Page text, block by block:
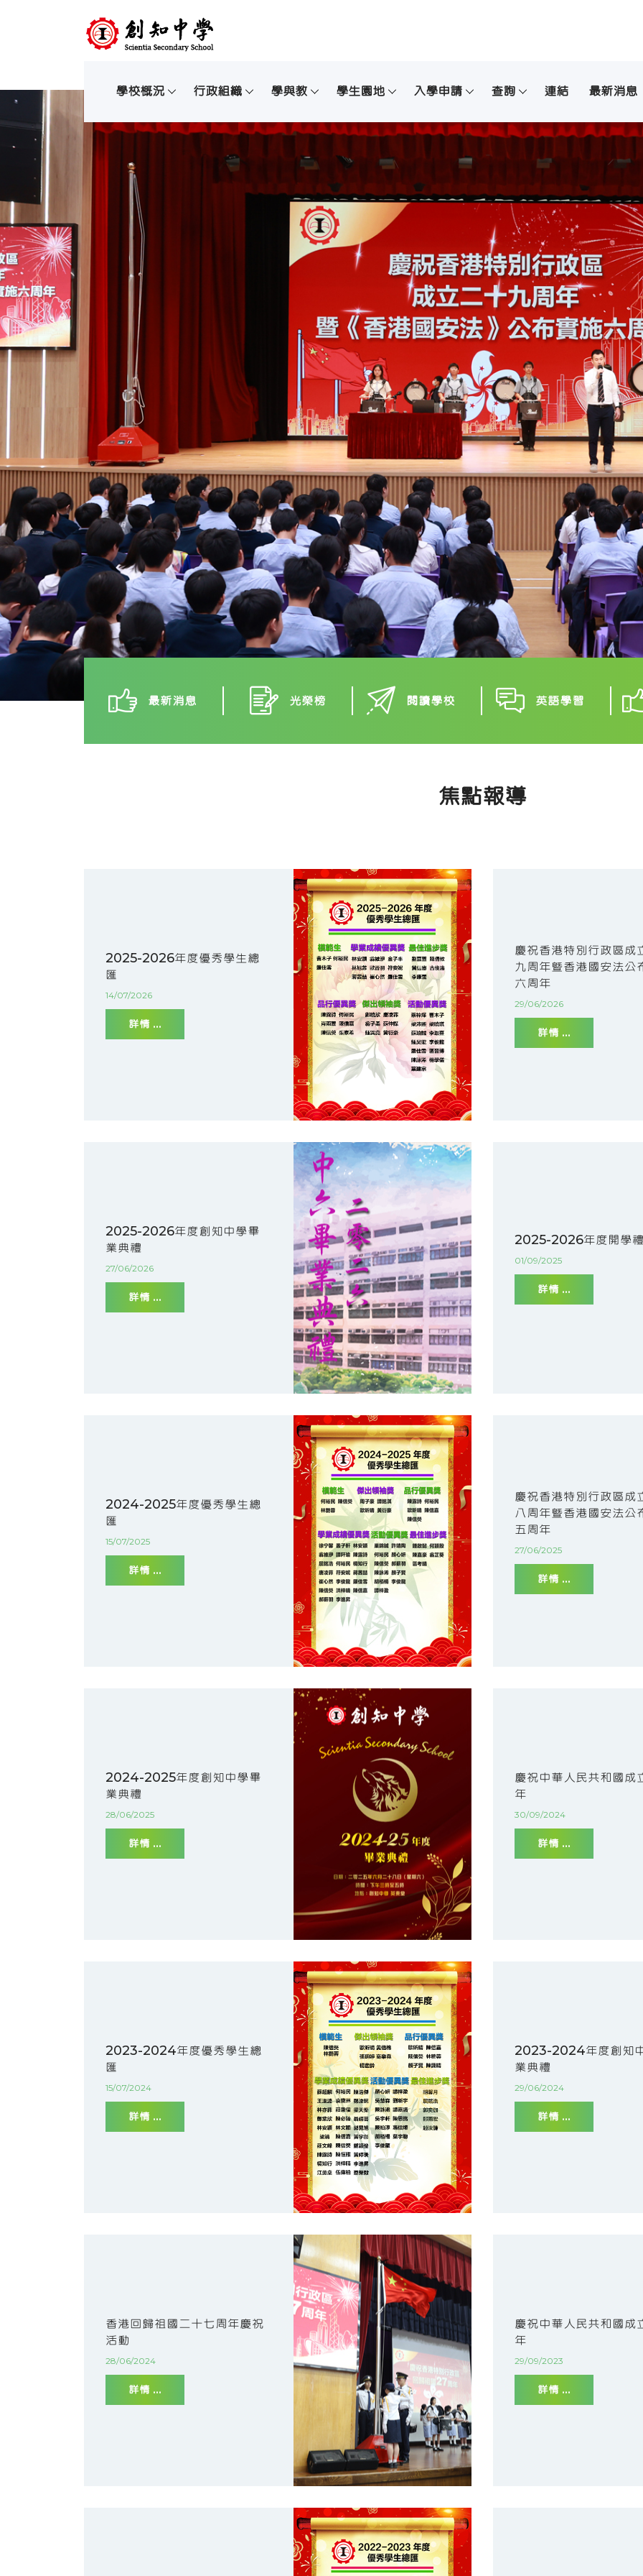
學校概況 行政組織 學與教 學生園地 入學申請 查詢 連結 最新消息
最新消息 光榮榜 閱讀學校 英語學習
焦點報導
2025-2026年度優秀學生總
匯
14/07/2026
詳情 ...
慶祝香港特別行政區成
九周年暨香港國安法公
六周年
29/06/2026
詳情 ...
2025-2026年度創知中學畢
業典禮
27/06/2026
詳情 ...
2025-2026年度開學
01/09/2025
詳情 ...
2024-2025年度優秀學生總
匯
15/07/2025
詳情 ...
慶祝香港特別行政區成
八周年暨香港國安法公
五周年
27/06/2025
詳情 ...
2024-2025年度創知中學畢
業典禮
28/06/2025
詳情 ...
慶祝中華人民共和國成
年
30/09/2024
詳情 ...
2023-2024年度優秀學生總
匯
15/07/2024
詳情 ...
2023-2024年度創知
業典禮
29/06/2024
詳情 ...
香港回歸祖國二十七周年慶祝
活動
28/06/2024
詳情 ...
慶祝中華人民共和國成
年
29/09/2023
詳情 ...